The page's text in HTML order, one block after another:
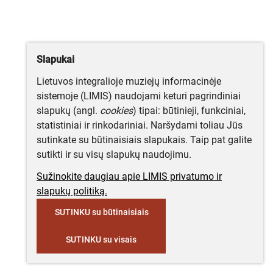
Slapukai
Lietuvos integralioje muziejų informacinėje
sistemoje (LIMIS) naudojami keturi pagrindiniai
slapukų (angl. cookies) tipai: būtinieji, funkciniai,
statistiniai ir rinkodariniai. Naršydami toliau Jūs
sutinkate su būtinaisiais slapukais. Taip pat galite
sutikti ir su visų slapukų naudojimu.
Sužinokite daugiau apie LIMIS privatumo ir
slapukų politiką.
SUTINKU su būtinaisiais
SUTINKU su visais